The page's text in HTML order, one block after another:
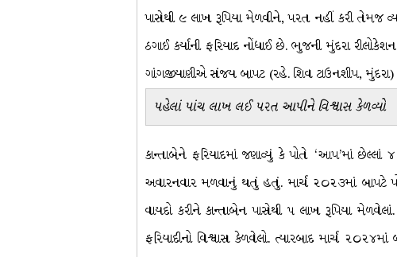
પાસેથી ૯ લાખ રૂપિયા મેળવીને, પરત નહીં કરી તેમજ
ઠગાઈ કર્યાની ફરિયાદ નોંધાઈ છે. ભુજની મુંદરા
ગાંગજીયાણીએ સંજય બાપટ (રહે. શિવ ટાઉનશીપ,
પહેલાં પાંચ લાખ લઈ પરત આપીને વિશ્વાસ કેળવ્યો
કાન્તાબેને ફરિયાદમાં જણાવ્યું કે પોતે ‘આપ’માં છેલ્લાં
અવારનવાર મળવાનું થતું હતું. માર્ચ ૨૦૨૩માં બાપટે
વાયદો કરીને કાન્તાબેન પાસેથી ૫ લાખ રૂપિયા
ફરિયાદીનો વિશ્વાસ કેળવેલો. ત્યારબાદ માર્ચ